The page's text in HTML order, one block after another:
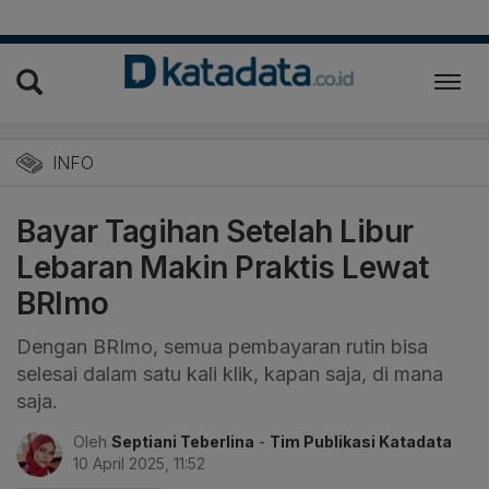
INFO
Bayar Tagihan Setelah Libur
Lebaran Makin Praktis Lewat
BRImo
Dengan BRImo, semua pembayaran rutin bisa
selesai dalam satu kali klik, kapan saja, di mana
saja.
Oleh Septiani Teberlina - Tim Publikasi Katadata
10 April 2025, 11:52